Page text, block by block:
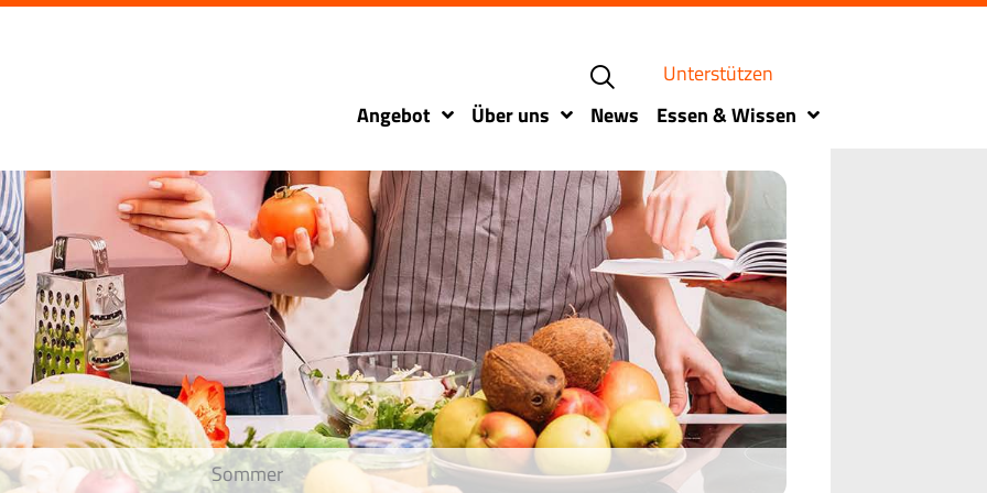
Unterstützen
Angebot
Über uns News Essen & Wissen
Sommer